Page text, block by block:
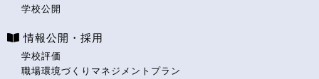
学校公開
情報公開・採用
学校評価
職場環境づくりマネジメントプラン